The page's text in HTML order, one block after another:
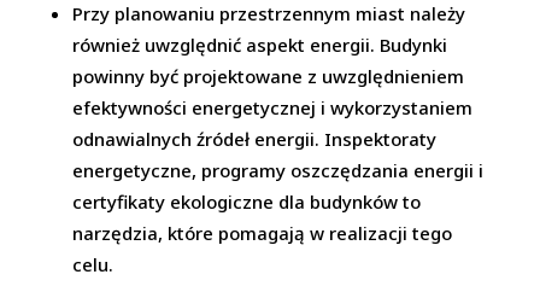
Przy planowaniu przestrzennym miast należy
również uwzględnić aspekt energii. Budynki
powinny być projektowane z uwzględnieniem
efektywności energetycznej i wykorzystaniem
odnawialnych źródeł energii. Inspektoraty
energetyczne, programy oszczędzania energii i
certyfikaty ekologiczne dla budynków to
narzędzia, które pomagają w realizacji tego
celu.